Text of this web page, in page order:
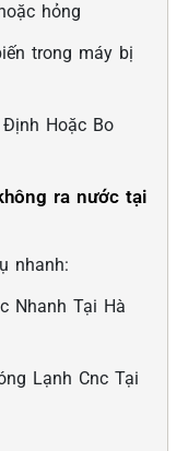
hỏng
trong máy bị
Hoặc Bo
ra nước tại
nhanh:
Nhanh Tại Hà
Lạnh Cnc Tại